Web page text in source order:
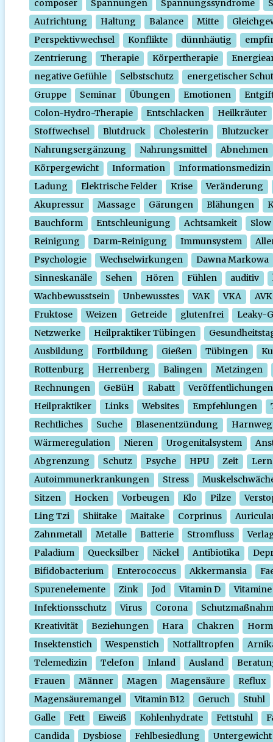
composer Spannungen Spannungssyndrome
Aufrichtung
Haltung Balance Mitte
Perspektivwechsel
Konflikte dünnhäutig
Zentrierung
Therapie Körpertherapie
negative Gefühle
Selbstschutz
energetischer
Gruppe
Seminar Übungen Emotionen
Colon-Hydro-Therapie
Entschlacken
Heilkräuter
Stoffwechsel
Blutdruck Cholesterin
Blutzucker
Nahrungsergänzung
Nahrungsmittel
Abnehmen
Körpergewicht
Information
Informationsmedizin
Ladung
Elektrische Felder Krise
Veränderung
Akupressur
Massage Gärungen Blähungen
Bauchform
Entschleunigung Achtsamkeit
Slow
Reinigung
Darm-Reinigung Immunsystem
Psychologie
Wechselwirkungen
Dawna Markowa
Sinneskanäle
Sehen Hören Fühlen auditiv
Wachbewusstsein
Unbewusstes VAK VKA
AVK
Fruktose
Weizen Getreide glutenfrei
Leaky-
Netzwerke
Heilpraktiker Tübingen
Ausbildung
Fortbildung Gießen Tübingen
Rottenburg
Herrenberg Balingen
Metzingen
Rechnungen
GeBüH Rabatt
Veröffentlichungen
Heilpraktiker
Links Websites Empfehlungen
Rechtliches
Suche Blasenentzündung
Wärmeregulation
Nieren Urogenitalsystem
Abgrenzung
Schutz Psyche HPU Zeit
Autoimmunerkrankungen
Stress
Sitzen
Hocken Vorbeugen Klo Pilze
Ling Tzi
Shiitake Maitake Corprinus
Zahnmetall
Metalle Batterie Stromfluss
Paladium
Quecksilber Nickel Antibiotika
Bifidobacterium
Enterococcus Akkermansia
Spurenelemente
Zink Jod Vitamin D
Vitamine
Infektionsschutz
Virus Corona
Kreativität
Beziehungen Hara Chakren
Insektenstich
Wespenstich Notfalltropfen
Telemedizin
Telefon Inland Ausland
Frauen
Männer Magen Magensäure
Reflux
Magensäuremangel
Vitamin B12 Geruch
Stuhl
Galle
Fett Eiweiß Kohlenhydrate Fettstuhl
Candida
Dysbiose Fehlbesiedlung Untergewicht